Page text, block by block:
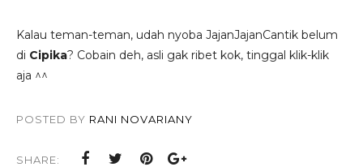
Kalau teman-teman, udah nyoba JajanJajanCantik belum
di Cipika? Cobain deh, asli gak ribet kok, tinggal klik-klik
aja ^^
POSTED BY RANI NOVARIANY
SHARE: